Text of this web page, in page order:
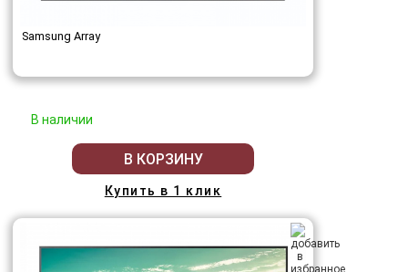
Samsung Array
В наличии
В КОРЗИНУ
Купить в 1 клик